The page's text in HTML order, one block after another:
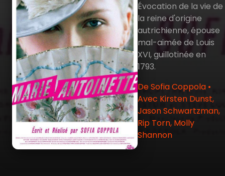
Évocation de la vie de
la reine d'origine
autrichienne, épouse
mal-aimée de Louis
XVI, guillotinée en
1793.
De Sofia Coppola •
Avec Kirsten Dunst,
Jason Schwartzman,
Rip Torn, Molly
Shannon